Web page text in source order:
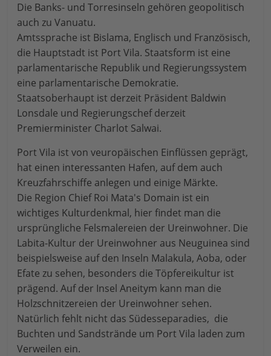
Die Banks- und Torresinseln gehören geopolitisch
auch zu Vanuatu.
Amtssprache ist Bislama, Englisch und Französisch,
die Hauptstadt ist Port Vila. Staatsform ist eine
parlamentarische Republik und Regierungssystem
eine parlamentarische Demokratie.
Staatsoberhaupt ist derzeit Präsident Baldwin
Lonsdale und Regierungschef derzeit
Premierminister Charlot Salwai.
Port Vila ist von veuropäischen Einflüssen geprägt,
hat einen interessanten Hafen, auf dem auch
Kreuzfahrschiffe anlegen und einige Märkte.
Die Region Chief Roi Mata's Domain ist ein
wichtiges Kulturdenkmal, hier findet man die
ursprüngliche Felsmalereien der Ureinwohner. Die
Labita-Kultur der Ureinwohner aus Neuguinea sind
beispielsweise auf den Inseln Malakula, Aoba, oder
Efate zu sehen, besonders die Töpfereikultur ist
prägend. Auf der Insel Aneitym kann man die
Holzschnitzereien der Ureinwohner sehen.
Natürlich fehlt nicht das Südesseparadies, die
Buchten und Sandstrände um Port Vila laden zum
Verweilen ein.